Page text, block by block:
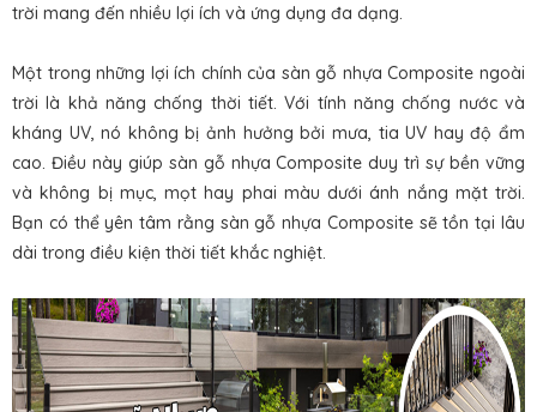
trời mang đến nhiều lợi ích và ứng dụng đa dạng.
Một trong những lợi ích chính của sàn gỗ nhựa Composite ngoài
trời là khả năng chống thời tiết. Với tính năng chống nước và
kháng UV, nó không bị ảnh hưởng bởi mưa, tia UV hay độ ẩm
cao. Điều này giúp sàn gỗ nhựa Composite duy trì sự bền vững
và không bị mục, mọt hay phai màu dưới ánh nắng mặt trời.
Bạn có thể yên tâm rằng sàn gỗ nhựa Composite sẽ tồn tại lâu
dài trong điều kiện thời tiết khắc nghiệt.